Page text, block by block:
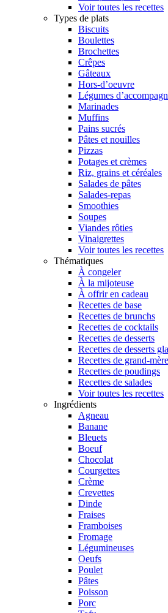
Voir toutes les recettes
Types de plats
Biscuits
Boulettes
Brochettes
Crêpes
Gâteaux
Hors-d’oeuvre
Légumes
Marinades
Muffins
Pains sucrés
Pâtes et nouilles
Pizzas
Potages et crèmes
Riz, grains et céréales
Salades de pâtes
Salades-repas
Smoothies
Soupes
Viandes rôties
Vinaigrettes
Voir toutes les recettes
Thématiques
À congeler
À la mijoteuse
À offrir en cadeau
Recettes de base
Recettes de brunchs
Recettes de cocktails
Recettes de desserts
Recettes de desserts
Recettes de grand-mère
Recettes de poudings
Recettes de salades
Voir toutes les recettes
Ingrédients
Agneau
Banane
Bleuets
Boeuf
Chocolat
Courgettes
Crème
Crevettes
Dinde
Fraises
Framboises
Fromage
Légumineuses
Oeufs
Poulet
Pâtes
Poisson
Porc